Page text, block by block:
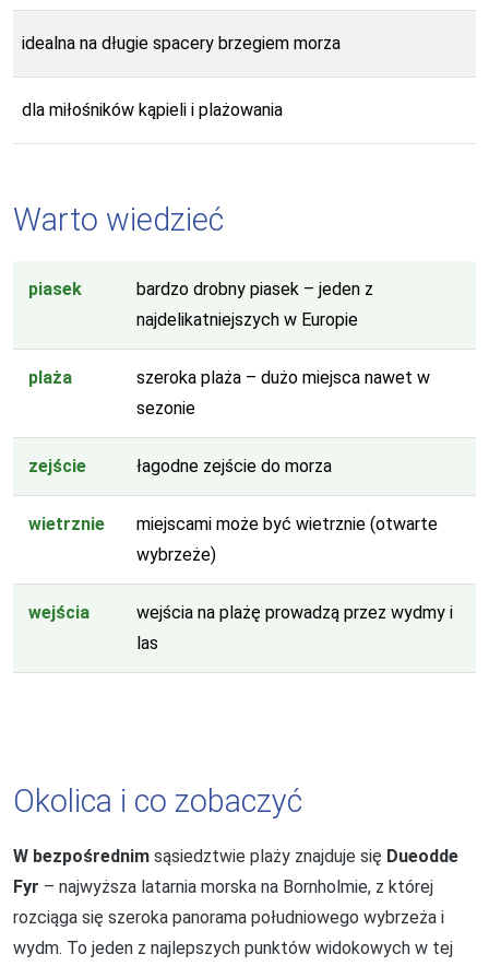
idealna na długie spacery brzegiem morza
dla miłośników kąpieli i plażowania
Warto wiedzieć
piasek
bardzo drobny piasek – jeden z
najdelikatniejszych w Europie
plaża
szeroka plaża – dużo miejsca nawet w
sezonie
zejście łagodne zejście do morza
wietrznie
miejscami może być wietrznie (otwarte
wybrzeże)
wejścia
wejścia na plażę prowadzą przez wydmy i
las
Okolica i co zobaczyć
W bezpośrednim sąsiedztwie plaży znajduje się Dueodde
Fyr – najwyższa latarnia morska na Bornholmie, z której
rozciąga się szeroka panorama południowego wybrzeża i
wydm. To jeden z najlepszych punktów widokowych w tej